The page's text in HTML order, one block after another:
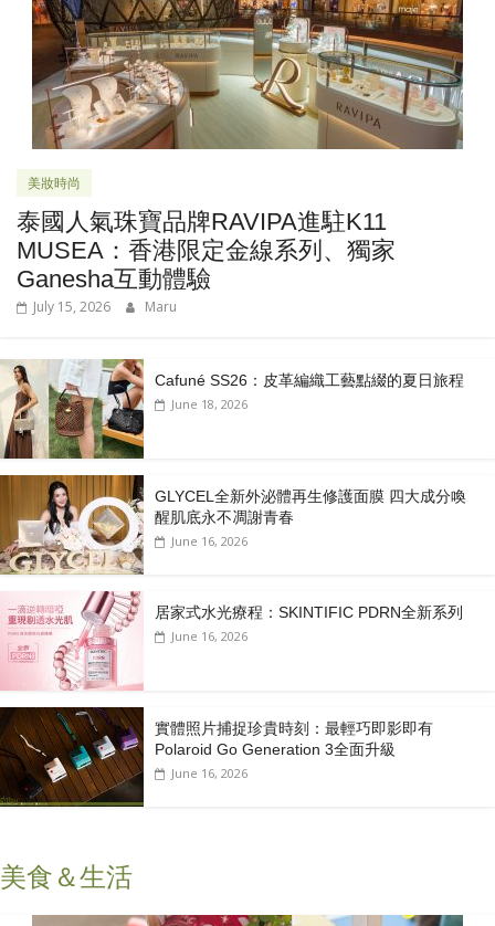
美妝時尚
泰國人氣珠寶品牌RAVIPA進駐K11
MUSEA：香港限定金線系列、獨家
Ganesha互動體驗
July 15, 2026 Maru
Cafuné SS26：皮革編織工藝點綴的夏日旅程
June 18, 2026
GLYCEL全新外泌體再生修護面膜 四大成分喚
醒肌底永不凋謝青春
June 16, 2026
居家式水光療程：SKINTIFIC PDRN全新系列
June 16, 2026
實體照片捕捉珍貴時刻：最輕巧即影即有
Polaroid Go Generation 3全面升級
June 16, 2026
美食＆生活